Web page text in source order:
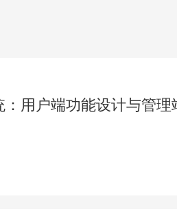
：用户端功能设计与管